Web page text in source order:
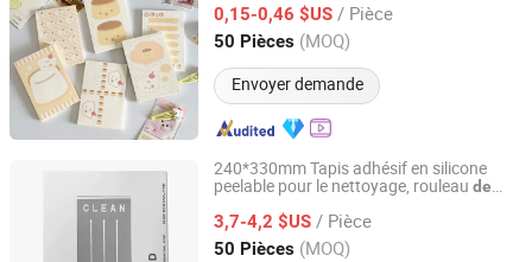
pour étudiants, fournitures
scolaires
0,15-0,46 $US / Pièce
50 Pièces (MOQ)
Envoyer demande
Zhejiang, China Depuis 2010
240*330mm Tapis adhésif en silicone
peelable pour le nettoyage, rouleau de
pad collant pour salle blanche
3,7-4,2 $US / Pièce
50 Pièces (MOQ)
Suzhou Quanjuda Purification Technology Co., Ltd
Jiangsu, China Depuis 2016